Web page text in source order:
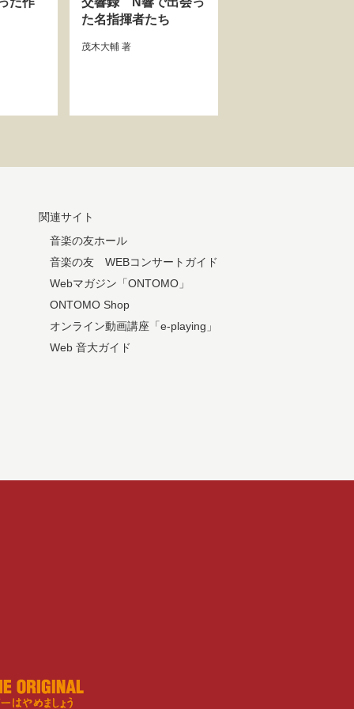
た名指揮者たち
茂木大輔 著
関連サイト
音楽の友ホール
音楽の友 WEBコンサートガイド
Webマガジン「ONTOMO」
ONTOMO Shop
オンライン動画講座「e-playing」
Web 音大ガイド